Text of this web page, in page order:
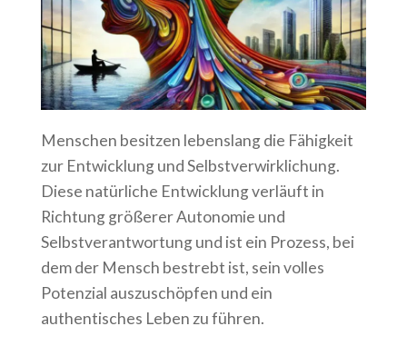
Menschen besitzen lebenslang die Fähigkeit
zur Entwicklung und Selbstverwirklichung.
Diese natürliche Entwicklung verläuft in
Richtung größerer Autonomie und
Selbstverantwortung und ist ein Prozess, bei
dem der Mensch bestrebt ist, sein volles
Potenzial auszuschöpfen und ein
authentisches Leben zu führen.